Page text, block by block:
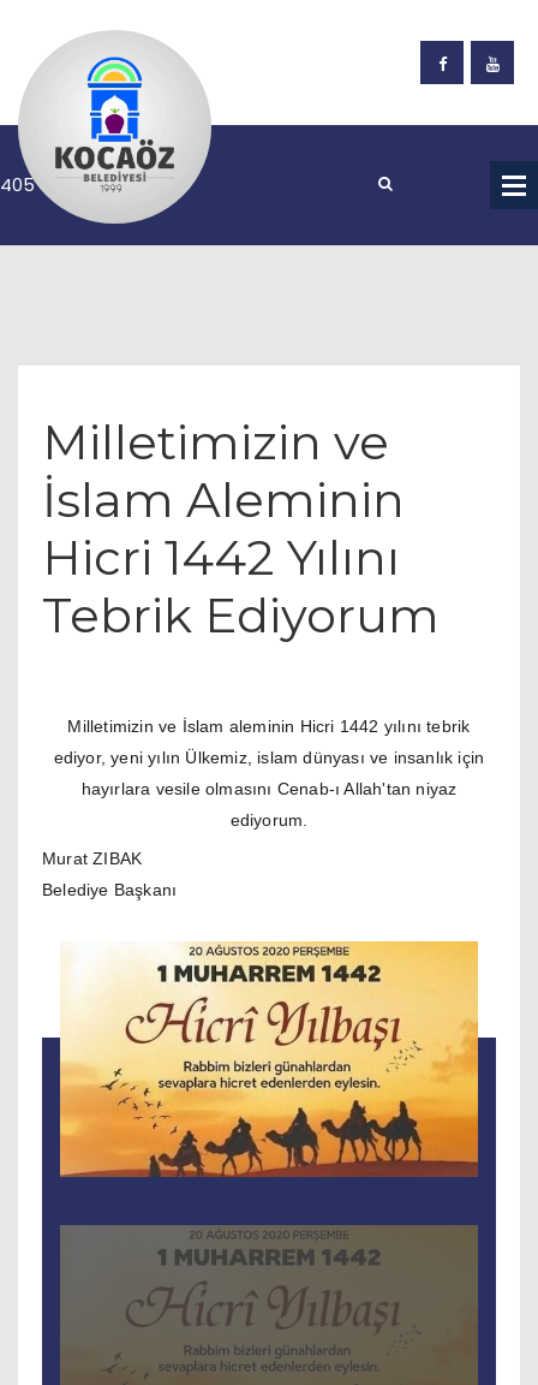
Milletimizin ve
İslam Aleminin
Hicri 1442 Yılını
Tebrik Ediyorum
Milletimizin ve İslam aleminin Hicri 1442 yılını tebrik
ediyor, yeni yılın Ülkemiz, islam dünyası ve insanlık için
hayırlara vesile olmasını Cenab-ı Allah'tan niyaz
ediyorum.
Murat ZIBAK
Belediye Başkanı